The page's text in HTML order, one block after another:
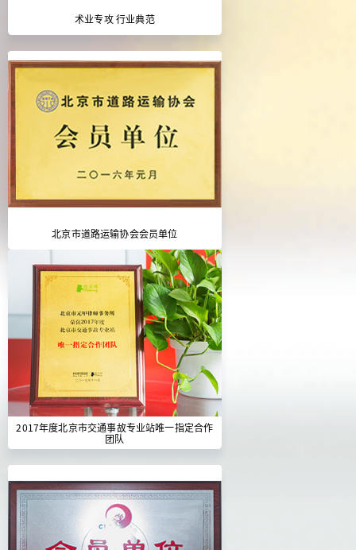
术业专攻 行业典范
北京市道路运输协会会员单位
2017年度北京市交通事故专业站唯一指定合作
团队